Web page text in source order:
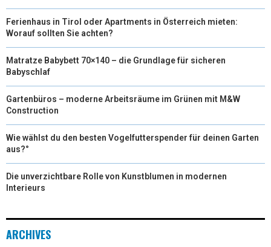
Ferienhaus in Tirol oder Apartments in Österreich mieten:
Worauf sollten Sie achten?
Matratze Babybett 70×140 – die Grundlage für sicheren
Babyschlaf
Gartenbüros – moderne Arbeitsräume im Grünen mit M&W
Construction
Wie wählst du den besten Vogelfutterspender für deinen Garten
aus?°
Die unverzichtbare Rolle von Kunstblumen in modernen
Interieurs
ARCHIVES